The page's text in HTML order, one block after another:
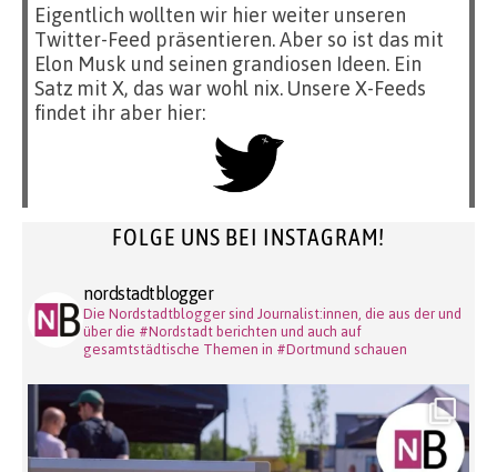
Eigentlich wollten wir hier weiter unseren
Twitter-Feed präsentieren. Aber so ist das mit
Elon Musk und seinen grandiosen Ideen. Ein
Satz mit X, das war wohl nix. Unsere X-Feeds
findet ihr aber hier:
FOLGE UNS BEI INSTAGRAM!
nordstadtblogger
Die Nordstadtblogger sind Journalist:innen, die aus der und
über die #Nordstadt berichten und auch auf
gesamtstädtische Themen in #Dortmund schauen